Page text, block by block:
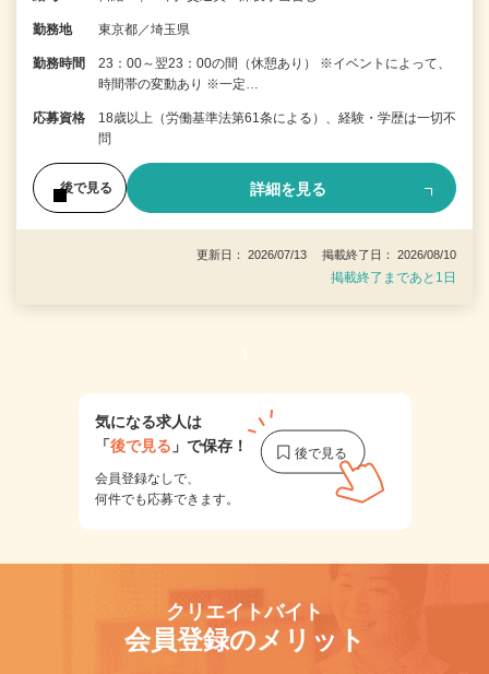
勤務地 東京都／埼玉県
勤務時間
23：00～翌23：00の間（休憩あり） ※イベントによって、
時間帯の変動あり ※一定…
応募資格
18歳以上（労働基準法第61条による）、経験・学歴は一切不
問
後で見る 詳細を見る
更新日： 2026/07/13 掲載終了日： 2026/08/10
掲載終了まであと1日
1
気になる求人は
「後で見る 」で保存！
会員登録なしで、
何件でも応募できます。
クリエイトバイト
会員登録のメリット